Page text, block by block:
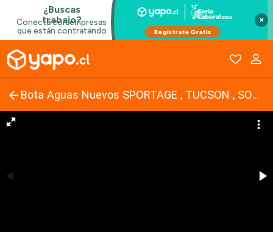
×
Bota Aguas Nuevos SPORTAGE , TUCSON , SORENTO